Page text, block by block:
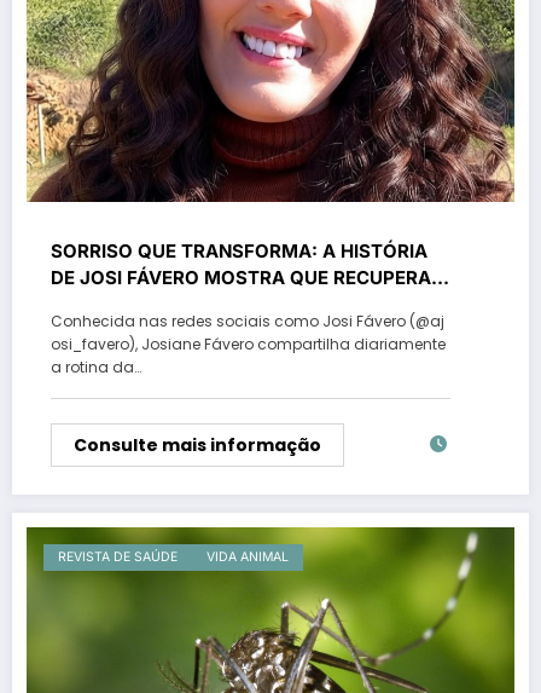
SORRISO QUE TRANSFORMA: A HISTÓRIA
DE JOSI FÁVERO MOSTRA QUE RECUPERAR
CUIDAR DA SAÚDE
Conhecida nas redes sociais como Josi Fávero (@aj
osi_favero), Josiane Fávero compartilha diariamente
a rotina da…
Consulte mais informação
REVISTA DE SAÚDE VIDA ANIMAL